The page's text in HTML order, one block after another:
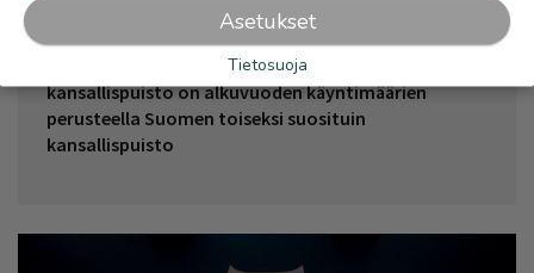
viisi erämaata (Muotka, Paistunturi, Kaldoaivi,
Vätsäri ja Hammastunturi), Kevon luonnonpuisto
sekä erämainen Inarijärven alue. Urho Kekkosen
kansallispuisto on alkuvuoden käyntimäärien
perusteella Suomen toiseksi suosituin
kansallispuisto
Asetukset
Tietosuoja